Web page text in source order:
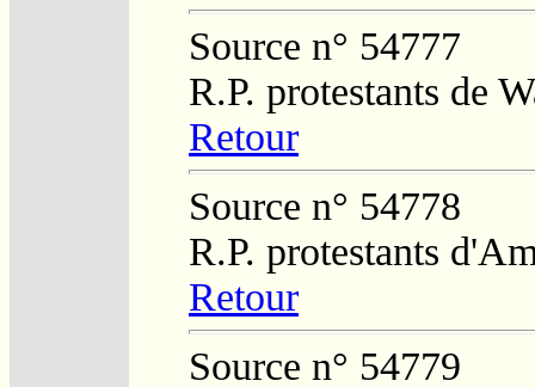
Source n° 54777
R.P. protestants de
Retour
Source n° 54778
R.P. protestants
Retour
Source n° 54779